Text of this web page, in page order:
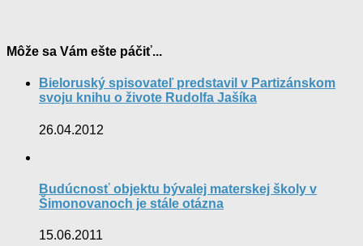
Môže sa Vám ešte páčiť...
Bieloruský spisovateľ predstavil v Partizánskom
svoju knihu o živote Rudolfa Jašíka
26.04.2012
Budúcnosť objektu bývalej materskej školy v
Šimonovanoch je stále otázna
15.06.2011